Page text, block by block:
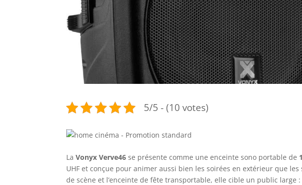
5/5 - (10 votes)
LaVonyx Verve46 se présente comme une enceinte sono portable de
UHF et conçue pour animer aussi bien les soirées en extérieur que
de scène et l’enceinte de fête transportable, elle cible un public large